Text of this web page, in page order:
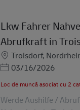
Lkw Fahrer
Abrufkraft in
Locație
Troisdorf,
Posted Date
03/16/2026
Loc de muncă asociat cu 2
Werde Aushilfe /